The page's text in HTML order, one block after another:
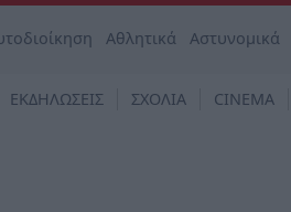
Αθλητικά Αστυνομικά
ΕΚΔΗΛΩΣΕΙΣ ΣΧΟΛΙΑ CINEMA